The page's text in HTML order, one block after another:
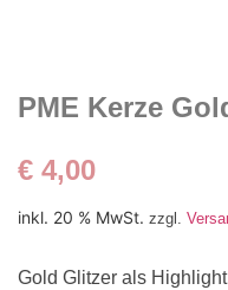
PME Kerze
€ 4,00
inkl. 20 % MwSt. zzgl.
Gold Glitzer als